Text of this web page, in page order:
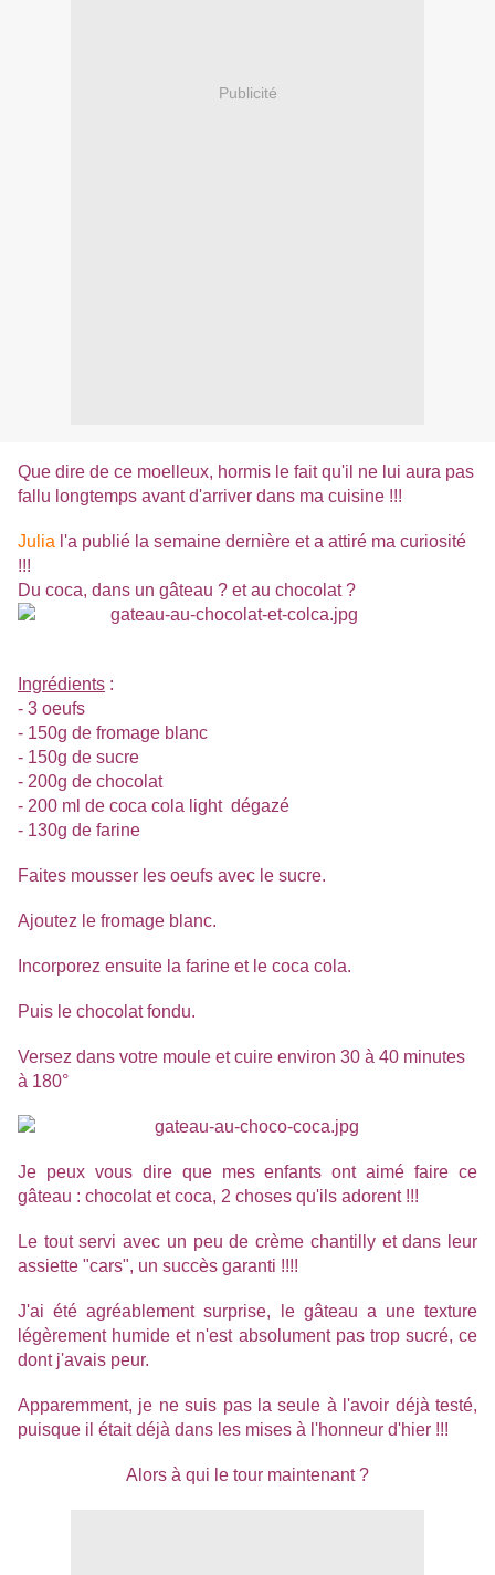
Publicité
Que dire de ce moelleux, hormis le fait qu'il ne lui aura pas
fallu longtemps avant d'arriver dans ma cuisine !!!
Julia l'a publié la semaine dernière et a attiré ma curiosité
!!!
Du coca, dans un gâteau ? et au chocolat ?
Ingrédients :
- 3 oeufs
- 150g de fromage blanc
- 150g de sucre
- 200g de chocolat
- 200 ml de coca cola light dégazé
- 130g de farine
Faites mousser les oeufs avec le sucre.
Ajoutez le fromage blanc.
Incorporez ensuite la farine et le coca cola.
Puis le chocolat fondu.
Versez dans votre moule et cuire environ 30 à 40 minutes
à 180°
Je peux vous dire que mes enfants ont aimé faire ce
gâteau : chocolat et coca, 2 choses qu'ils adorent !!!
Le tout servi avec un peu de crème chantilly et dans leur
assiette "cars", un succès garanti !!!!
J'ai été agréablement surprise, le gâteau a une texture
légèrement humide et n'est absolument pas trop sucré, ce
dont j'avais peur.
Apparemment, je ne suis pas la seule à l'avoir déjà testé,
puisque il était déjà dans les mises à l'honneur d'hier !!!
Alors à qui le tour maintenant ?